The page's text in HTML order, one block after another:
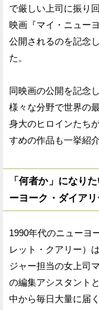
ア
で厳しい上司に振り
映画『マイ・ニュー
公開されるのを記念
た。
同映画の公開を記念
様々な分野で世界の
身大のヒロインたち
すめの作品も一挙紹介
「何者か」になり
ーヨーク・ダイアリ
1990年代のニューヨ
レット・クアリー）
ジャー担当の⼥上司
の編集アシスタント
中から毎⽇⼤量に届